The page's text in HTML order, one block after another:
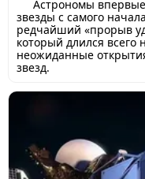
Астрономы
звезды с самого
редчайший «прорыв
который длился всего
неожиданные
звезд.